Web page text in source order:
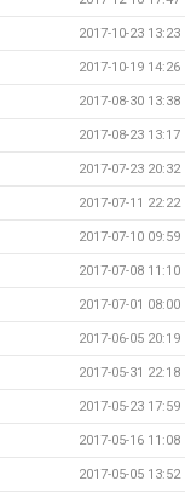
2017-10-23 13:23
2017-10-19 14:26
2017-08-30 13:38
2017-08-23 13:17
2017-07-23 20:32
2017-07-11 22:22
2017-07-10 09:59
2017-07-08 11:10
2017-07-01 08:00
2017-06-05 20:19
2017-05-31 22:18
2017-05-23 17:59
2017-05-16 11:08
2017-05-05 13:52